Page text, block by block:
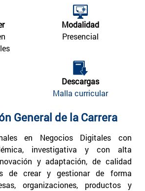
Modalidad
Presencial
Descargas
Malla curricular
General de la Carrera
en Negocios Digitales con
investigativa y con alta
y adaptación, de calidad
de crear y gestionar de forma
organizaciones, productos y